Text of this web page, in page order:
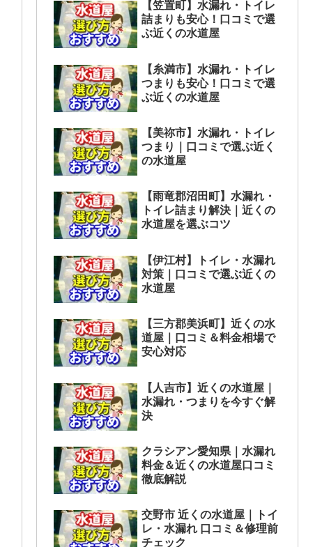
【笠置町】水漏れ・トイレ
詰まりも安心！口コミで選
ぶ近くの水道屋
【糸満市】水漏れ・トイレ
つまりも安心！口コミで選
ぶ近くの水道屋
【美祢市】水漏れ・トイレ
つまり｜口コミで選ぶ近く
の水道屋
【雨竜郡沼田町】水漏れ・
トイレ詰まり解決｜近くの
水道屋を選ぶコツ
【伊江村】トイレ・水漏れ
対策｜口コミで選ぶ近くの
水道屋
【三方郡美浜町】近くの水
道屋｜口コミ＆料金相場で
安心対応
【人吉市】近くの水道屋｜
水漏れ・つまりを今すぐ解
決
クラシアン愛知県｜水漏れ
料金＆近くの水道屋口コミ
徹底解説
交野市 近くの水道屋｜トイ
レ・水漏れ 口コミ＆修理前
チェック